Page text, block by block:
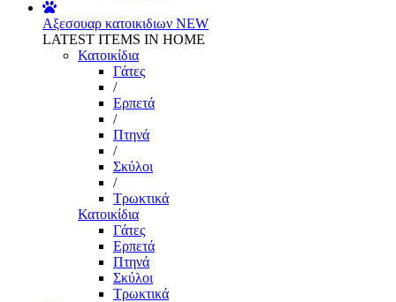
Αξεσουαρ κατοικιδιων NEW
LATEST ITEMS IN HOME
Κατοικίδια
Γάτες
/
Ερπετά
/
Πτηνά
/
Σκύλοι
/
Τρωκτικά
Κατοικίδια
Γάτες
Ερπετά
Πτηνά
Σκύλοι
Τρωκτικά